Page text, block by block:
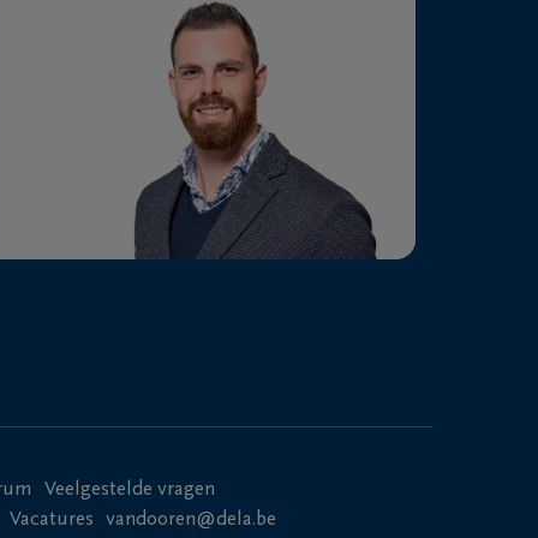
ruimere
of spirituele
Veelgestelde vragen
Vacatures vandooren@dela.be